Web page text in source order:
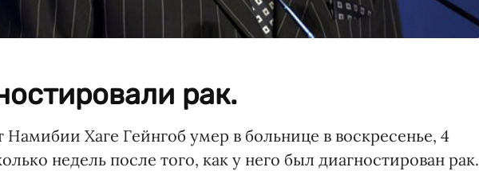
рак.
Хаге Гейнгоб умер в больнице в воскресенье, 4
недель после того, как у него был диагностирован рак.